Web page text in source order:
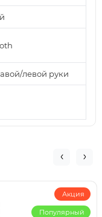
левой руки
Акция
Популярный